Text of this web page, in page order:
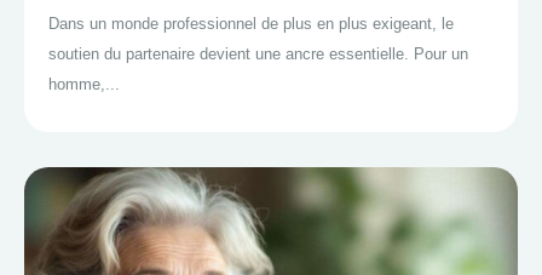
Dans un monde professionnel de plus en plus exigeant, le
soutien du partenaire devient une ancre essentielle. Pour un
homme,...